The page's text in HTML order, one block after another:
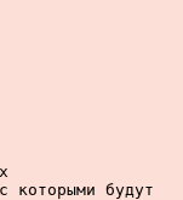
которыми будут